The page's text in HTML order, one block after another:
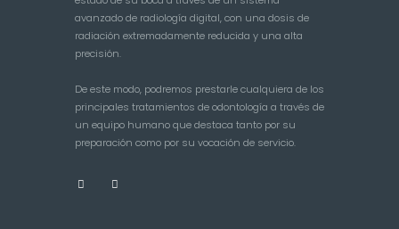
avanzado de radiología digital, con una dosis de
radiación extremadamente reducida y una alta
precisión.
De este modo, podremos prestarle cualquiera de los
principales tratamientos de odontología a través de
un equipo humano que destaca tanto por su
preparación como por su vocación de servicio.